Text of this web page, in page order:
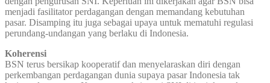
menjadi fasilitator perdagangan dengan memandang kebutuhan
pasar. Disamping itu juga sebagai upaya untuk mematuhi regulasi
perundang-undangan yang berlaku di Indonesia.
Koherensi
BSN terus bersikap kooperatif dan menyelaraskan diri dengan
perkembangan perdagangan dunia supaya pasar Indonesia tak